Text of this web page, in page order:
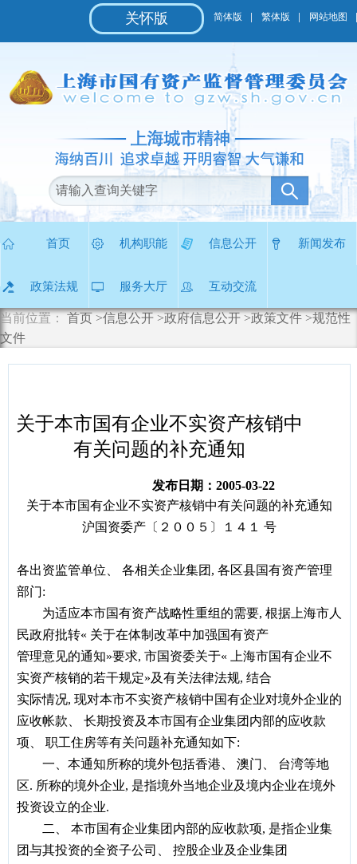
碍
说
站
航
区
到
主
要
内
网站地图
繁体版
简体版
关怀版
首页 机构职能 信息公开 新闻发布
政策法规 服务大厅 互动交流
当前位置： 首页 >信息公开 >政府信息公开 >政策文件 >规范性
文件
关于本市国有企业不实资产核销中
有关问题的补充通知
发布日期：2005-03-22
关于本市国有企业不实资产核销中有关问题的补充通知
沪国资委产 〔 ２００５ 〕 １４１ 号
各出资监管单位 各相关企业集团 , 各区县国有资产管理
部门:
为适应本市国有资产战略性重组的需要, 根据上海市人
民政府批转« 关于在体制改革中加强国有资产
管理意见的通知»要求, 市国资委关于«
上海市国有企业不
实资产核销的若干规定»及有关法律法规, 结合
实际情况, 现对本市不实资产核销中国有企业对境外企业的
应收帐款
长期投资及本市国有企业集团内部的应收款
项
职工住房等有关问题补充通知如下:
一、 本通知所称的境外包括香港 澳门
台湾等地
区. 所称的境外企业, 是指境外当地企业及境内企业在境外
投资设立的企业.
二
本市国有企业集团内部的应收款项, 是指企业集
团与其投资的全资子公司
控股企业及企业集团